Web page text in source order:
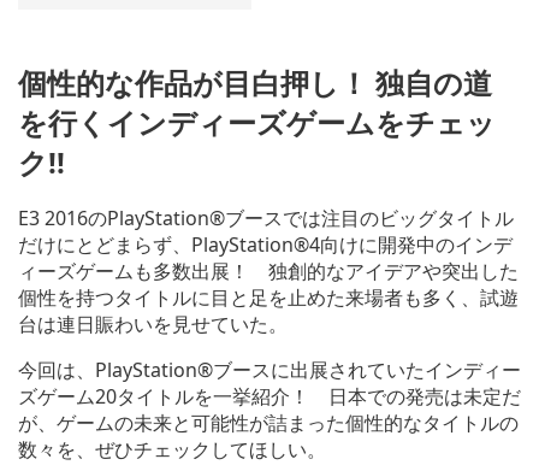
個性的な作品が目白押し！ 独自の道
を行くインディーズゲームをチェッ
ク!!
E3 2016のPlayStation®ブースでは注目のビッグタイトル
だけにとどまらず、PlayStation®4向けに開発中のインデ
ィーズゲームも多数出展！ 独創的なアイデアや突出した
個性を持つタイトルに目と足を止めた来場者も多く、試遊
台は連日賑わいを見せていた。
今回は、PlayStation®ブースに出展されていたインディー
ズゲーム20タイトルを一挙紹介！ 日本での発売は未定だ
が、ゲームの未来と可能性が詰まった個性的なタイトルの
数々を、ぜひチェックしてほしい。